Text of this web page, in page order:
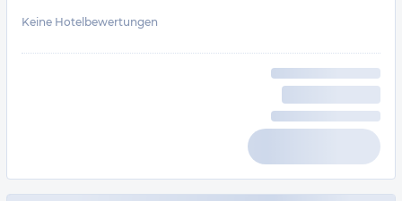
Keine Hotelbewertungen